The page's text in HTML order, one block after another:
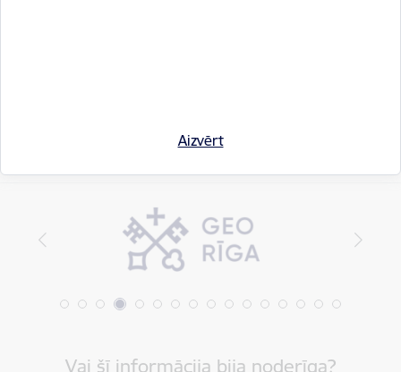
Aizvērt
Vai šī informācija bija noderīga?